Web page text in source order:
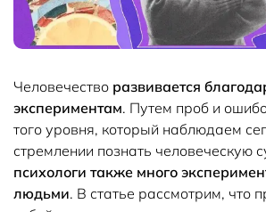
Человечество развивается
экспериментам. Путем проб и
того уровня, который наблюдаем
стремлении познать человеческую
психологи также много
людьми. В статье рассмотрим, что